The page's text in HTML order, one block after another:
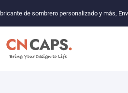
de sombrero personalizado y más,